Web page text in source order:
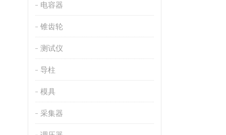
电容器
锥齿轮
测试仪
导柱
模具
采集器